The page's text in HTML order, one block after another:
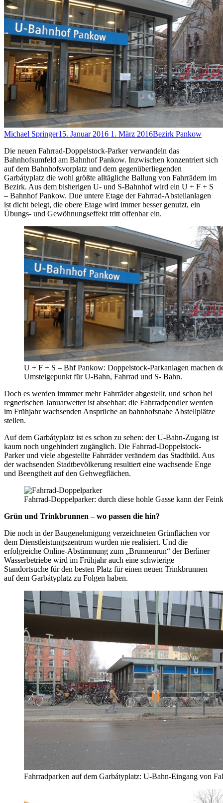
Michael Springer15. Januar 2016 1. März 2016Bezirk Pankow
Die neuen Fahrrad-Doppelstock-Parker verwandeln das
Bahnhofsumfeld am Bahnhof Pankow. Inzwischen konzentriert sich
auf dem Bahnhofsvorplatz und dem gegenüberliegenden
Garbátyplatz die wohl größte alltägliche Ballung von Fahrrädern im
Bezirk. Aus dem bisherigen U- und S-Bahnhof wird ein U + F + S
– Bahnhof Pankow. Due untere Etage der Fahrrad-Abstellanlagen
ist dicht belegt, die obere Etage wird immer besser genutzt, ein
Übungs- und Gewöhnungseffekt tritt offenbar ein.
U + F + S – Bhf Pankow: Doppelstock-Parkanlagen machen
Umsteigepunkt für U-Bahn, Fahrrad und S- Bahn.
Doch es werden immmer mehr Fahrräder abgestellt, und schon bei
regnerischen Januarwetter ist absehbar: die Fahrradpendler werden
im Frühjahr wachsenden Ansprüche an bahnhofsnahe Abstellplätze
stellen.
Auf dem Garbátyplatz ist es schon zu sehen: der U-Bahn-Zugang ist
kaum noch ungehindert zugänglich. Die Fahrrad-Doppelstock-
Parker und viele abgestellte Fahrräder verändern das Stadtbild. Aus
der wachsenden Stadtbevölkerung resultiert eine wachsende Enge
und Beengtheit auf den Gehwegflächen.
Fahrrad-Doppelparker: durch diese hohle Gasse kann der
Grün und Trinkbrunnen – wo passen die hin?
Die noch in der Baugenehmigung verzeichneten Grünflächen vor
dem Dienstleistungszentrum wurden nie realisiert. Und die
erfolgreiche Online-Abstimmung zum „Brunnenrun“ der Berliner
Wasserbetriebe wird im Frühjahr auch eine schwierige
Standortsuche für den besten Platz für einen neuen Trinkbrunnen
auf dem Garbátyplatz zu Folgen haben.
Fahrradparken auf dem Garbátyplatz: U-Bahn-Eingang von